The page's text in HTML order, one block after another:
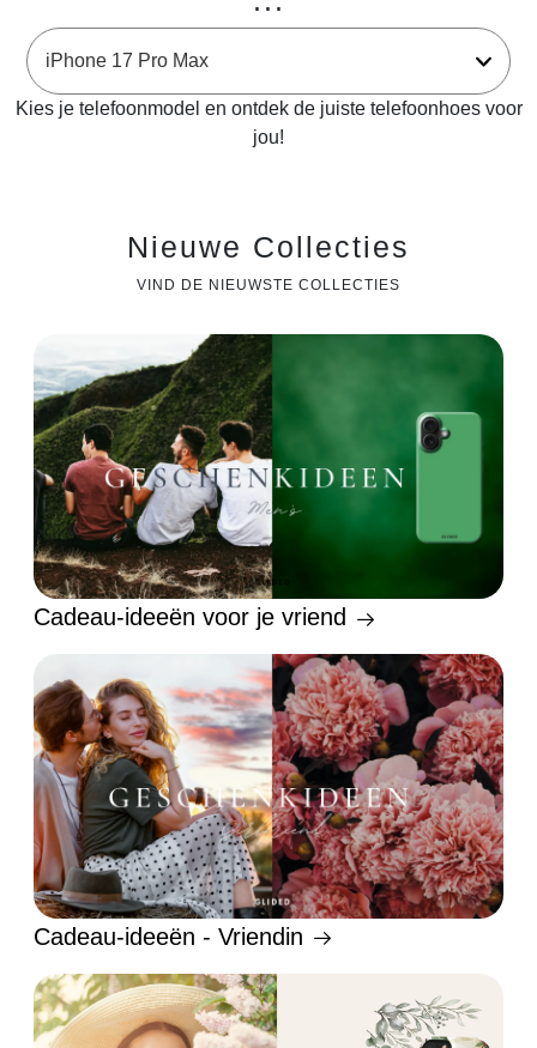
Kies je telefoonmodel en ontdek de juiste telefoonhoes voor
jou!
Nieuwe Collecties
VIND DE NIEUWSTE COLLECTIES
Cadeau-ideeën voor je vriend
Cadeau-ideeën - Vriendin